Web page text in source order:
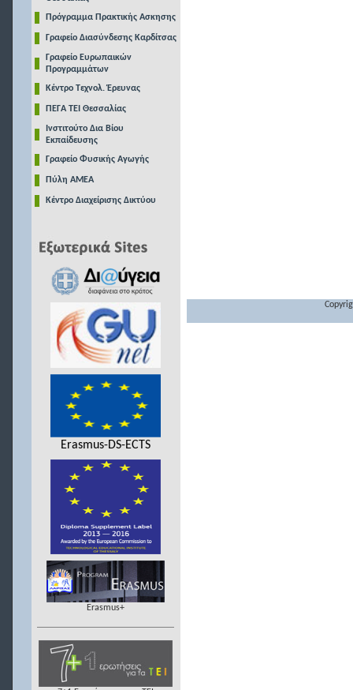
Πρόγραμμα Πρακτικής Ασκησης
Γραφείο Διασύνδεσης Καρδίτσας
Γραφείο Ευρωπαικών
Προγραμμάτων
Κέντρο Τεχνολ. Έρευνας
ΠΕΓΑ ΤΕΙ Θεσσαλίας
Ινστιτούτο Δια Βίου
Εκπαίδευσης
Γραφείο Φυσικής Αγωγής
Πύλη ΑΜΕΑ
Κέντρο Διαχείρισης Δικτύου
Erasmus-DS-ECTS
Erasmus+